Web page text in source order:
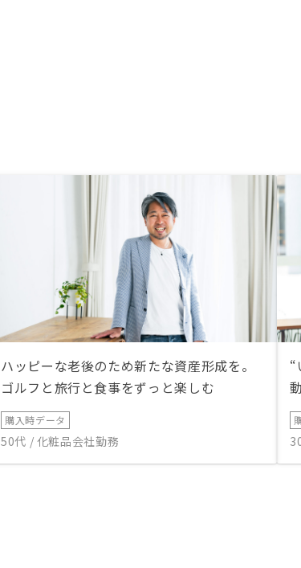
ハッピーな老後のため新たな資産形成を。
ゴルフと旅行と食事をずっと楽しむ
購入時データ
50代 / 化粧品会社勤務